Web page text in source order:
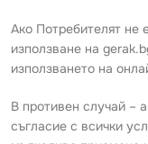
Ако Потребителят не
използване на
използването на
В противен случай –
съгласие с всички